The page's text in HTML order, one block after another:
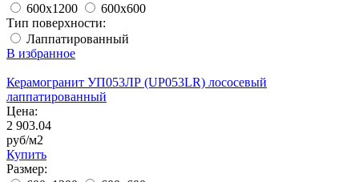
600x1200
600x600
Тип поверхности:
Лаппатированный
В избранное
Керамогранит УП053ЛР (UP053LR) лососевый
лаппатированный
Цена:
2 903.04
руб/м2
Купить
Размер: